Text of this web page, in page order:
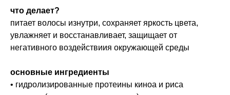
что делает?
питает волосы изнутри, сохраняет яркость цвета,
увлажняет и восстанавливает, защищает от
негативного воздействиия окружающей среды
основные ингредиенты
• гидролизированные протеины киноа и риса